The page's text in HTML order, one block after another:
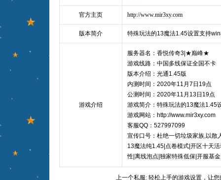
官方主页 http://www.mir3xy.com
版本简介 特殊玩法的13魔法1.45设置支持
游戏介绍
服务器名：香悦传奇3|★巅峰★
游戏线路：中国多线保证全国不卡
版本介绍：光通1.45版
内测时间：2020年11月7日19点
公测时间：2020年11月13日19点
游戏简介：特殊玩法的13魔法1.45
游戏网站：http://www.mir3xy.com
客服QQ：527997099
宣传口号：杜绝一切垃圾家族,以散
13魔法纯1.45|点卷模式|开区十天
性|离线泡点|独家特殊低保|开服基
上一个私服: 轻松上手的游戏设置，让